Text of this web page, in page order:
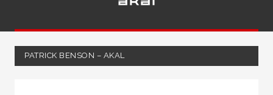
PATRICK BENSON – AKAL